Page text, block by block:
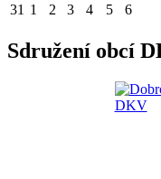
31 1 2 3 4 5 6
Sdružení obcí